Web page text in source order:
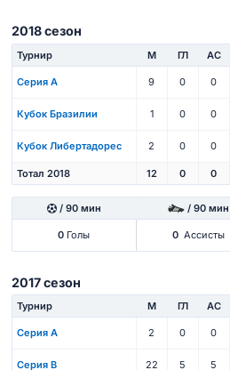
2018 сезон
Турнир М ГЛ АС
Серия А 9 0 0
Кубок Бразилии 1 0 0
Кубок Либертадорес 2 0 0
Тотал 2018 12 0 0
/ 90 мин / 90 мин
0 Голы 0 Ассисты
2017 сезон
Турнир М ГЛ АС
Серия А 2 0 0
Серия B 22 5 5